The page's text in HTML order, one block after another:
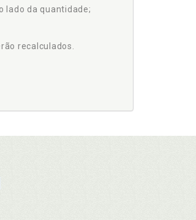
lado da quantidade;
recalculados.